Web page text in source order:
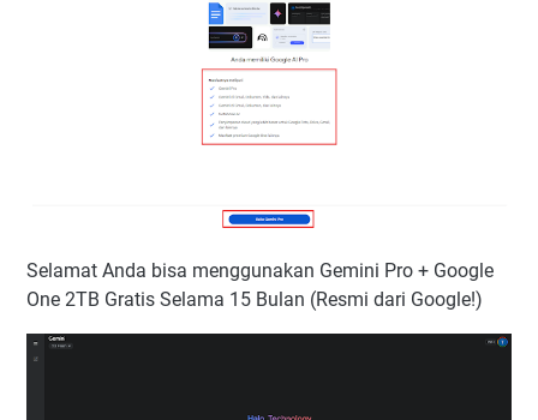
Selamat Anda bisa menggunakan Gemini Pro + Google
One 2TB Gratis Selama 15 Bulan (Resmi dari Google!)